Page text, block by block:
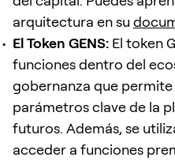
arquitectura en su
El Token GENS: El token
funciones dentro del
gobernanza que
parámetros clave de la
futuros. Además, se
acceder a funciones